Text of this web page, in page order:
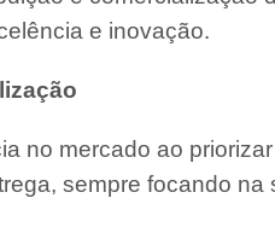
e inovação.
no mercado ao
sempre focando